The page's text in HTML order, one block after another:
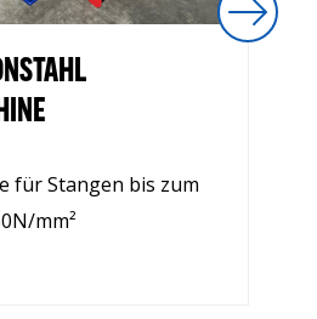
für Stangen bis zum
mm²